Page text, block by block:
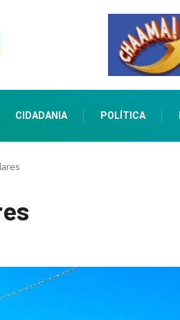
CIDADANIA POLÍTICA